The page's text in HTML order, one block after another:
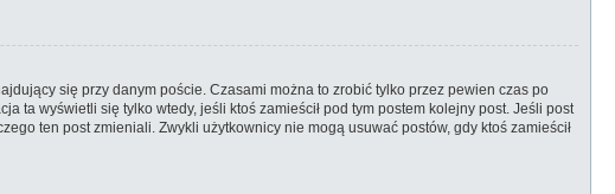
się przy danym poście. Czasami można to zrobić tylko przez pewien czas po
ta wyświetli się tylko wtedy, jeśli ktoś zamieścił pod tym postem kolejny post. Jeśli post
ten post zmieniali. Zwykli użytkownicy nie mogą usuwać postów, gdy ktoś zamieścił